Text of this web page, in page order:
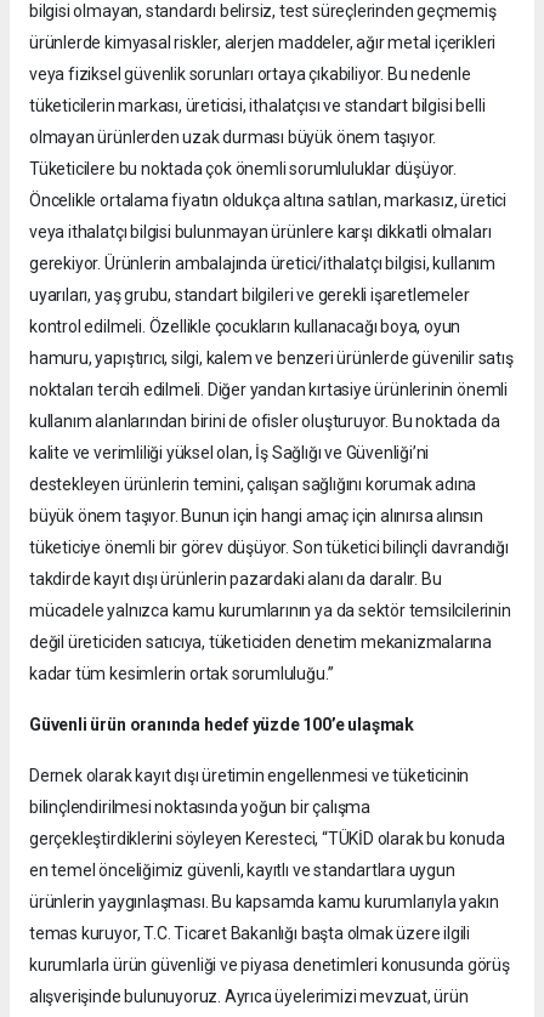
bilgisi olmayan, standardı belirsiz, test süreçlerinden geçmemiş
ürünlerde kimyasal riskler, alerjen maddeler, ağır metal içerikleri
veya fiziksel güvenlik sorunları ortaya çıkabiliyor. Bu nedenle
tüketicilerin markası, üreticisi, ithalatçısı ve standart bilgisi belli
olmayan ürünlerden uzak durması büyük önem taşıyor.
Tüketicilere bu noktada çok önemli sorumluluklar düşüyor.
Öncelikle ortalama fiyatın oldukça altına satılan, markasız, üretici
veya ithalatçı bilgisi bulunmayan ürünlere karşı dikkatli olmaları
gerekiyor. Ürünlerin ambalajında üretici/ithalatçı bilgisi, kullanım
uyarıları, yaş grubu, standart bilgileri ve gerekli işaretlemeler
kontrol edilmeli. Özellikle çocukların kullanacağı boya, oyun
hamuru, yapıştırıcı, silgi, kalem ve benzeri ürünlerde güvenilir satış
noktaları tercih edilmeli. Diğer yandan kırtasiye ürünlerinin önemli
kullanım alanlarından birini de ofisler oluşturuyor. Bu noktada da
kalite ve verimliliği yüksel olan, İş Sağlığı ve Güvenliği’ni
destekleyen ürünlerin temini, çalışan sağlığını korumak adına
büyük önem taşıyor. Bunun için hangi amaç için alınırsa alınsın
tüketiciye önemli bir görev düşüyor. Son tüketici bilinçli davrandığı
takdirde kayıt dışı ürünlerin pazardaki alanı da daralır. Bu
mücadele yalnızca kamu kurumlarının ya da sektör temsilcilerinin
değil üreticiden satıcıya, tüketiciden denetim mekanizmalarına
kadar tüm kesimlerin ortak sorumluluğu.”
Güvenli ürün oranında hedef yüzde 100’e ulaşmak
Dernek olarak kayıt dışı üretimin engellenmesi ve tüketicinin
bilinçlendirilmesi noktasında yoğun bir çalışma
gerçekleştirdiklerini söyleyen Keresteci, “TÜKİD olarak bu konuda
en temel önceliğimiz güvenli, kayıtlı ve standartlara uygun
ürünlerin yaygınlaşması. Bu kapsamda kamu kurumlarıyla yakın
temas kuruyor, T.C. Ticaret Bakanlığı başta olmak üzere ilgili
kurumlarla ürün güvenliği ve piyasa denetimleri konusunda görüş
alışverişinde bulunuyoruz. Ayrıca üyelerimizi mevzuat, ürün